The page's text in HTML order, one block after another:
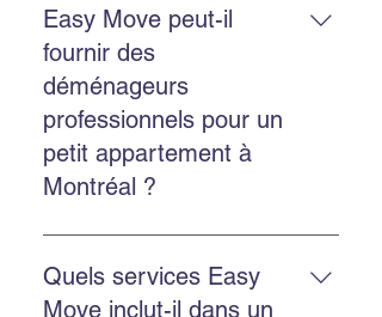
économiques et transparentes,
avec un bon rapport qualité-prix et
Easy Move peut-il
fournir des
déménageurs
professionnels pour un
petit appartement à
Montréal ?
Oui. Easy Move intervient aussi
bien pour les petits appartements
que pour les grands logements,
Quels services Easy
Move inclut-il dans un